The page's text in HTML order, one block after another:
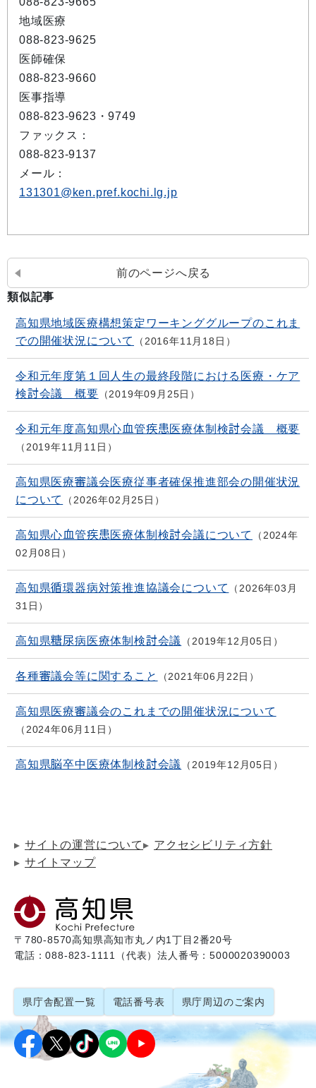
地域医療
088-823-9625
医師確保
088-823-9660
医事指導
088-823-9623・9749
ファックス：
088-823-9137
メール：
131301@ken.pref.kochi.lg.jp
前のページへ戻る
類似記事
高知県地域医療構想策定ワーキンググループのこれま
での開催状況について
2016年11月18日
令和元年度第１回人生の最終段階における医療・ケア
検討会議 概要
2019年09月25日
令和元年度高知県心血管疾患医療体制検討会議 概要
2019年11月11日
高知県医療審議会医療従事者確保推進部会の開催状況
について
2026年02月25日
高知県心血管疾患医療体制検討会議について
2024年
02月08日
高知県循環器病対策推進協議会について
2026年03月
31日
高知県糖尿病医療体制検討会議 2019年12月05日
各種審議会等に関すること 2021年06月22日
高知県医療審議会のこれまでの開催状況について
2024年06月11日
高知県脳卒中医療体制検討会議 2019年12月05日
サイトの運営について
アクセシビリティ方針
サイトマップ
〒780-8570高知県高知市丸ノ内1丁目2番20号
電話：088-823-1111（代表）法人番号：5000020390003
県庁舎配置一覧 電話番号表 県庁周辺のご案内